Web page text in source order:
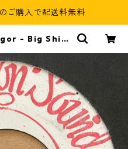
ご購入で配送料無料
- Big Ship